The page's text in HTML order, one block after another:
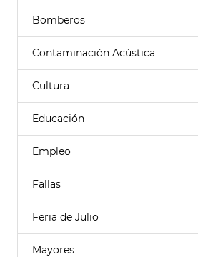
Bomberos
Contaminación Acústica
Cultura
Educación
Empleo
Fallas
Feria de Julio
Mayores